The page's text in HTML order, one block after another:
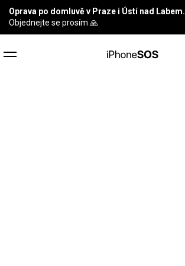
Oprava po domluvě v Praze i Ústí nad Labem.
Objednejte se prosím 🙏